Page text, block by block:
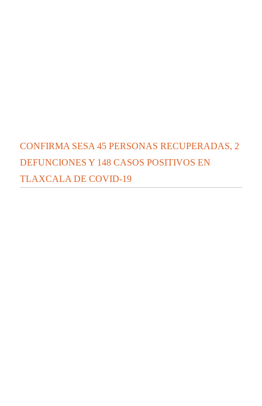
CONFIRMA SESA 45 PERSONAS RECUPERADAS, 2
DEFUNCIONES Y 148 CASOS POSITIVOS EN
TLAXCALA DE COVID-19